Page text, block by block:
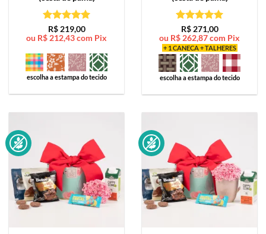
Avaliação5
de 5
R$219,00
ou R$ 212,43com Pix
escolha a estampa do tecido
Avaliação5
de 5
R$271,00
ou R$ 262,87com Pix
+ 1 CANECA + TALHERES
escolha a estampa do tecido